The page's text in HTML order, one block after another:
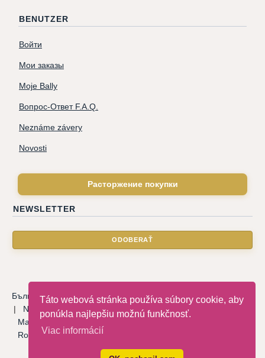
Táto webová stránka používa súbory cookie, aby
ponúkla najlepšiu možnú funkčnosť.
Viac informácií
BENUTZER
Войти
Мои заказы
Moje Bally
Вопрос-Ответ F.A.Q.
Neznáme závery
Novosti
Расторжение покупки
NEWSLETTER
Български|Català|Deutsche |Hrvatski|Čeština| Dansk
| Nederlandse English Eesti keel | Français
Magyar
| Latviski
Română| Русский|
Español|Svenska|Türkçe